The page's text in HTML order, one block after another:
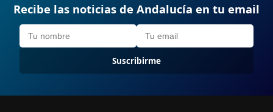
Recibe las noticias de Andalucía en tu email
Suscribirme